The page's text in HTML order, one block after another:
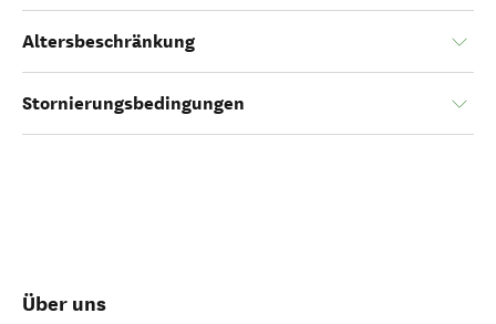
Altersbeschränkung
Stornierungsbedingungen
Über uns